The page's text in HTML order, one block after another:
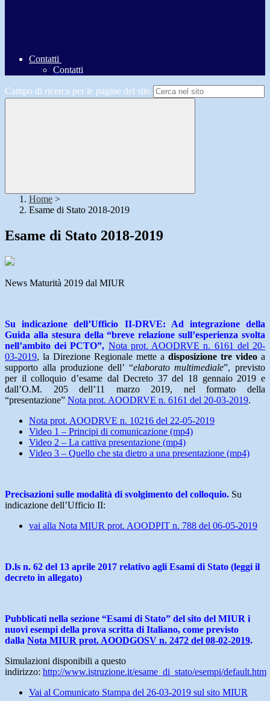
Contatti
Contatti
Campo di ricerca per le pagine del sito
Home >
Esame di Stato 2018-2019
Esame di Stato 2018-2019
News Maturità 2019 dal MIUR
Su indicazione dell’Ufficio II-DRVE: Ad integrazione della
Guida alla stesura della “breve relazione sull’esperienza svolta
nell’ambito dei PCTO”, Nota prot. AOODRVE n. 6161 del 20-
03-2019, la Direzione Regionale mette a disposizione tre video a
supporto alla produzione dell’ “elaborato multimediale”, previsto
per il colloquio d’esame dal Decreto 37 del 18 gennaio 2019 e
dall’O.M. 205 dell’11 marzo 2019, nel formato della
“presentazione” Nota prot. AOODRVE n. 6161 del 20-03-2019.
Nota prot. AOODRVE n. 10216 del 22-05-2019
Video 1 – Principi di comunicazione (mp4)
Video 2 – La cattiva presentazione (mp4)
Video 3 – Quello che sta dietro a una presentazione (mp4)
Precisazioni sulle modalità di svolgimento del colloquio. Su
indicazione dell’Ufficio II:
vai alla Nota MIUR prot. AOODPIT n. 788 del 06-05-2019
D.ls n. 62 del 13 aprile 2017 relativo agli Esami di Stato (leggi il
decreto in allegato)
Pubblicati nella sezione “Esami di Stato” del sito del MIUR i
nuovi esempi della prova scritta di Italiano, come previsto
dalla Nota MIUR prot. AOODGOSV n. 2472 del 08-02-2019.
Simulazioni disponibili a questo
indirizzo: http://www.istruzione.it/esame_di_stato/esempi/default.htm
Vai al Comunicato Stampa del 26-03-2019 sul sito MIUR